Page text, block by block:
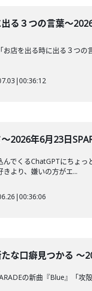
る３つの言葉～
お店を出る時に出る３つ
|00:36:12
2026年6月23日
んでくるChatGPTにちょ
きより、嫌いの方がエ...
|00:36:06
な口癖見つかる ～
の新曲『Blue』「攻